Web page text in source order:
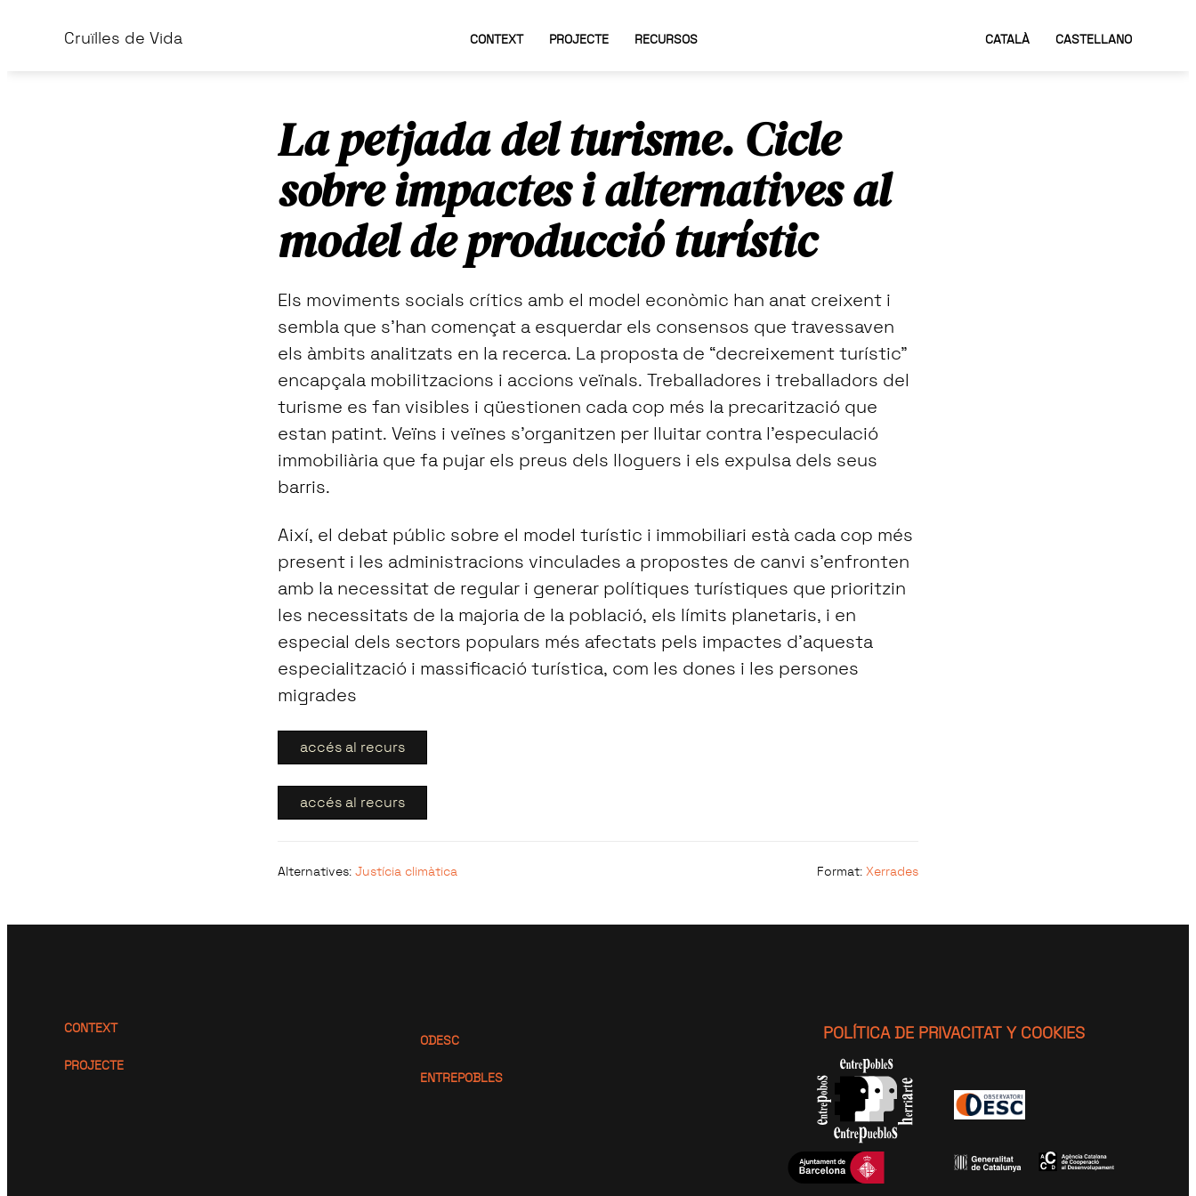
Cruïlles de Vida CONTEXT PROJECTE RECURSOS CATALÀ CASTELLANO
La petjada del turisme. Cicle
sobre impactes i alternatives al
model de producció turístic
Els moviments socials crítics amb el model econòmic han anat creixent i
sembla que s’han començat a esquerdar els consensos que travessaven
els àmbits analitzats en la recerca. La proposta de “decreixement turístic”
encapçala mobilitzacions i accions veïnals. Treballadores i treballadors del
turisme es fan visibles i qüestionen cada cop més la precarització que
estan patint. Veïns i veïnes s’organitzen per lluitar contra l’especulació
immobiliària que fa pujar els preus dels lloguers i els expulsa dels seus
barris.
Així, el debat públic sobre el model turístic i immobiliari està cada cop més
present i les administracions vinculades a propostes de canvi s’enfronten
amb la necessitat de regular i generar polítiques turístiques que prioritzin
les necessitats de la majoria de la població, els límits planetaris, i en
especial dels sectors populars més afectats pels impactes d’aquesta
especialització i massificació turística, com les dones i les persones
migrades
accés al recurs
accés al recurs
Alternatives: Justícia climàtica Format: Xerrades
CONTEXT
PROJECTE
ODESC
ENTREPOBLES
POLÍTICA DE PRIVACITAT Y COOKIES